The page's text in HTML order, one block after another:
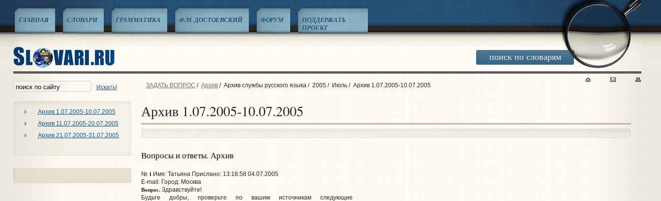
поиск по словарям
ГЛАВНАЯ СЛОВАРИ ГРАММАТИКА Ф.М. ДОСТОЕВСКИЙ ФОРУМ
ПОДДЕРЖАТЬ
ПРОЕКТ
Искать!
Архив 1.07.2005-10.07.2005
Архив 11.07.2005-20.07.2005
Архив 21.07.2005-31.07.2005
ЗАДАТЬ ВОПРОС / Архив/ Архив службы русского языка/ 2005/ Июль/ Архив 1.07.2005-10.07.2005
Архив 1.07.2005-10.07.2005
Вопросы и ответы. Архив
№ 1Имя: Татьяна Прислано: 13:16:58 04.07.2005
E-mail: Город: Москва
Вопрос.Здравствуйте!
Будьте добры, проверьте по вашим источникам следующие